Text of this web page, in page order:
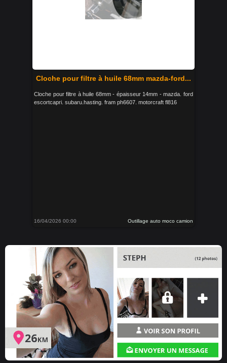
Cloche pour filtre à huile 68mm mazda-ford...
Cloche pour filtre à huile 68mm - épaisseur 14mm - mazda. ford
escortcapri. subaru.hasting. fram ph6607. motorcraft fl816
16/04/2026 00:00 Outillage auto moco camion